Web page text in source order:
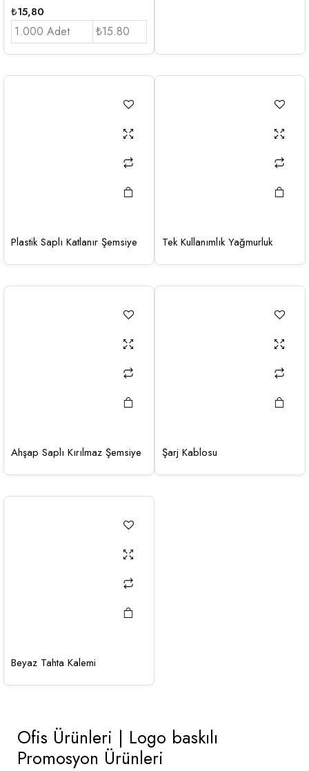
₺15,80
1.000 Adet ₺15.80
Plastik Saplı Katlanır Şemsiye Tek Kullanımlık Yağmurluk
Ahşap Saplı Kırılmaz Şemsiye Şarj Kablosu
Beyaz Tahta Kalemi
Ofis Ürünleri | Logo baskılı
Promosyon Ürünleri